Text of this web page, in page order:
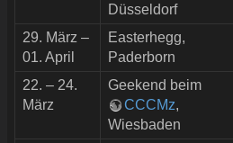
Düsseldorf
29. März –
01. April
Easterhegg,
Paderborn
22. – 24.
März
Geekend beim
CCCMz,
Wiesbaden